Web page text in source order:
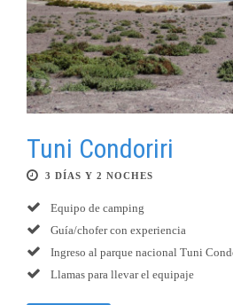
Tuni Condoriri
3 DÍAS Y 2 NOCHES
Equipo de camping
Guía/chofer con experiencia
Ingreso al parque nacional Tuni
Llamas para llevar el equipaje